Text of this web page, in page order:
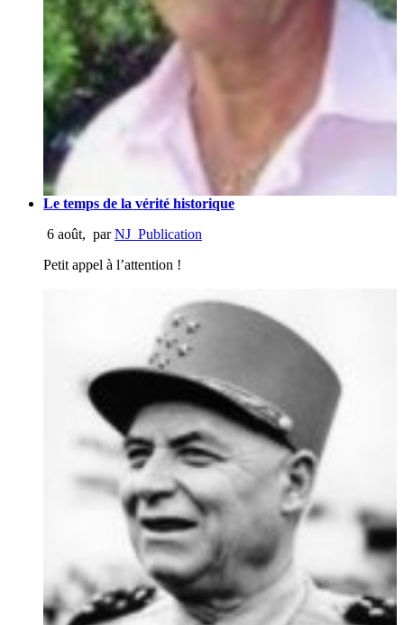
Le temps de la vérité historique
6 août, parNJ_Publication
Petit appel à l’attention !